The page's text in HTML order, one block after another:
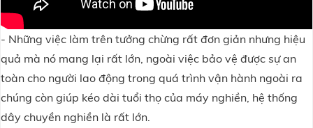
- Những việc làm trên tưởng chừng rất đơn giản nhưng hiệu
quả mà nó mang lại rất lớn, ngoài việc bảo vệ được sự an
toàn cho người lao động trong quá trình vận hành ngoài ra
chúng còn giúp kéo dài tuổi thọ của máy nghiền, hệ thống
dây chuyền nghiền là rất lớn.